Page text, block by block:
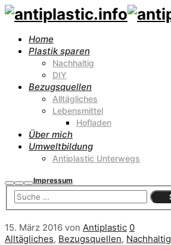
Home
Plastik sparen
Nachhaltig
DIY
Bezugsquellen
Alltägliches
Lebensmittel
Hofladen
Über mich
Umweltbildung
Antiplastic Unterwegs
Suchen
Mehr
Info
Hauptmenü
Impressum
15. März 2016 von Antiplastic 0
Alltägliches, Bezugsquellen, Nachhaltig